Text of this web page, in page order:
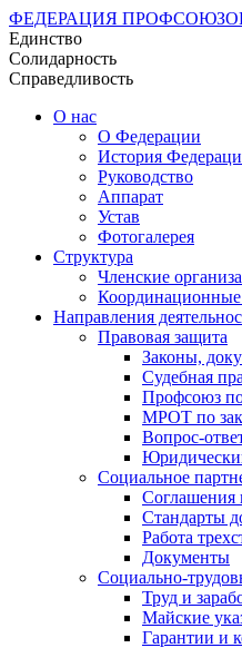
ФЕДЕРАЦИЯ
Единство
Солидарность
Справедливость
О нас
О Федерации
История
Руководство
Аппарат
Устав
Фотогалерея
Структура
Членские
Координационные
Направления
Правовая защита
Законы,
Судебная
Профсоюз
МРОТ по
Вопрос-
Социальное
Соглашения
Стандарты
Работа
Документы
Социально-
Труд и
Майские
Гарантии и